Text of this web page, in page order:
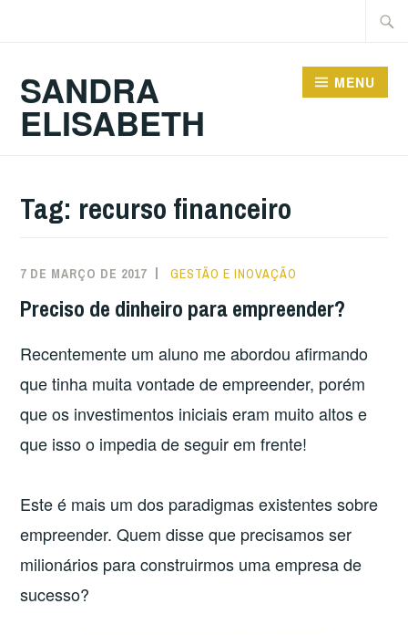
SANDRA
ELISABETH
MENU
Tag: recurso financeiro
7 DE MARÇO DE 2017 GESTÃO E INOVAÇÃO
Preciso de dinheiro para empreender?
Recentemente um aluno me abordou afirmando
que tinha muita vontade de empreender, porém
que os investimentos iniciais eram muito altos e
que isso o impedia de seguir em frente!
Este é mais um dos paradigmas existentes sobre
empreender. Quem disse que precisamos ser
milionários para construirmos uma empresa de
sucesso?